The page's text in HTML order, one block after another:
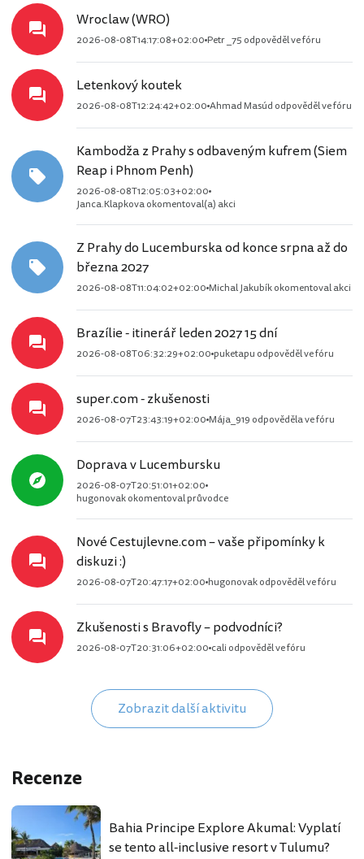
Wroclaw (WRO)
2026-08-08T14:17:08+02:00 Petr _75 odpověděl ve fóru
Letenkový koutek
2026-08-08T12:24:42+02:00 Ahmad Masúd odpověděl ve fóru
Kambodža z Prahy s odbaveným kufrem (Siem
Reap i Phnom Penh)
2026-08-08T12:05:03+02:00
Janca.Klapkova okomentoval(a) akci
Z Prahy do Lucemburska od konce srpna až do
března 2027
2026-08-08T11:04:02+02:00 Michal Jakubík okomentoval akci
Brazílie - itinerář leden 2027 15 dní
2026-08-08T06:32:29+02:00 puketapu odpověděl ve fóru
super.com - zkušenosti
2026-08-07T23:43:19+02:00 Mája_919 odpověděla ve fóru
Doprava v Lucembursku
2026-08-07T20:51:01+02:00
hugonovak okomentoval průvodce
Nové Cestujlevne.com – vaše připomínky k
diskuzi :)
2026-08-07T20:47:17+02:00 hugonovak odpověděl ve fóru
Zkušenosti s Bravofly – podvodníci?
2026-08-07T20:31:06+02:00 cali odpověděl ve fóru
Zobrazit další aktivitu
Recenze
Bahia Principe Explore Akumal: Vyplatí
se tento all-inclusive resort v Tulumu?